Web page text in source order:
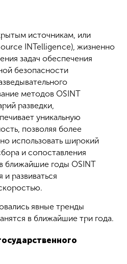
источникам, или
INTelligence), жизненно
задач обеспечения
безопасности
методов OSINT
разведки,
уникальную
позволяя более
использовать широкий
и сопоставления
ближайшие годы OSINT
развиваться
явные тренды
в ближайшие три года.